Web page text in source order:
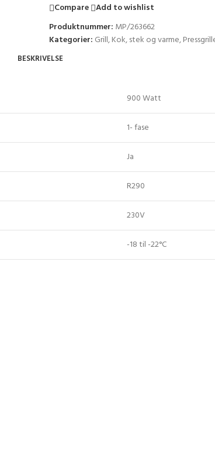
Compare Add to wishlist
Produktnummer: MP/263662
Kategorier: Grill,Kok, stek og varme,
BESKRIVELSE
900 Watt
1- fase
Ja
R290
230V
-18 til -22°C